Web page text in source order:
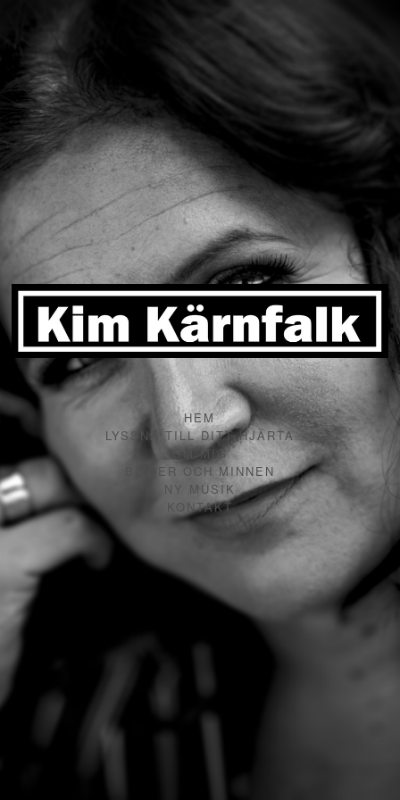
HEM
LYSSNA TILL DITT HJÄRTA
OM MIG
BILDER OCH MINNEN
NY MUSIK
KONTAKT